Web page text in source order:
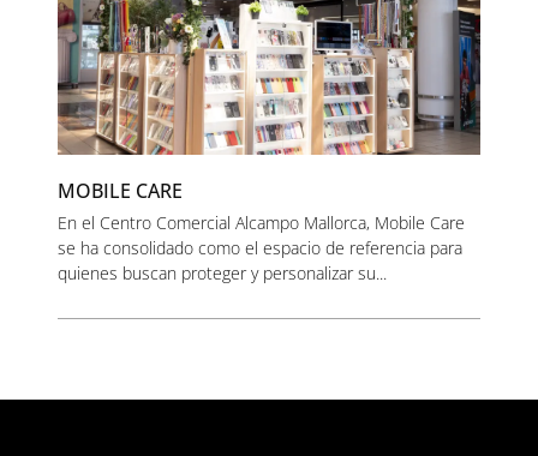
MOBILE CARE
En el Centro Comercial Alcampo Mallorca, Mobile Care
se ha consolidado como el espacio de referencia para
quienes buscan proteger y personalizar su...